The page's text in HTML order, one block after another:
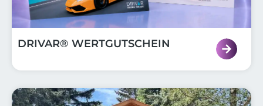
DRIVAR® WERTGUTSCHEIN